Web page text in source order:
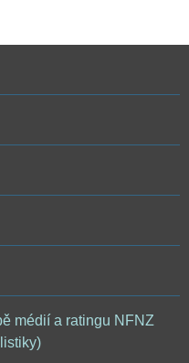
médií a ratingu NFNZ